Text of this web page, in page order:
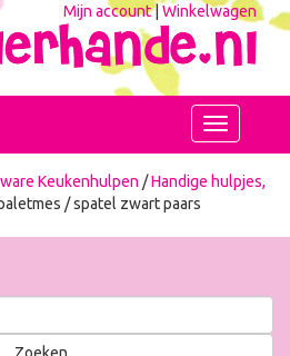
Mijn account|Winkelwagen
Toggle
navigation
Keukenhulpen /Handige hulpjes,
/ spatel zwart paars